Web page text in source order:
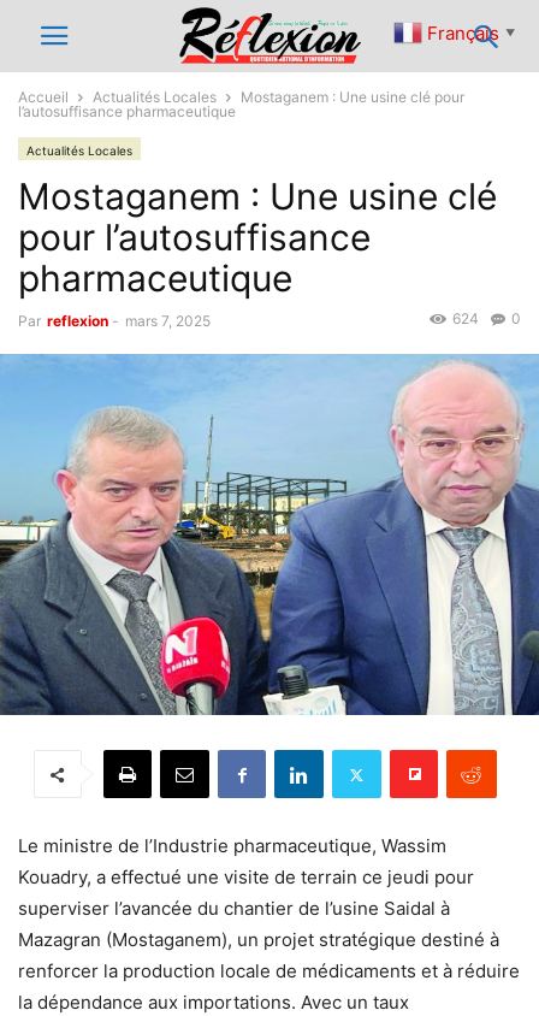
Accueil Actualités Locales
Mostaganem : Une usine clé pour
l’autosuffisance pharmaceutique
Actualités Locales
Mostaganem : Une usine clé
pour l’autosuffisance
pharmaceutique
Par reflexion - mars 7, 2025 0
624
Le ministre de l’Industrie pharmaceutique, Wassim
Kouadry, a effectué une visite de terrain ce jeudi pour
superviser l’avancée du chantier de l’usine Saidal à
Mazagran (Mostaganem), un projet stratégique destiné à
renforcer la production locale de médicaments et à réduire
la dépendance aux importations. Avec un taux
Français ▼